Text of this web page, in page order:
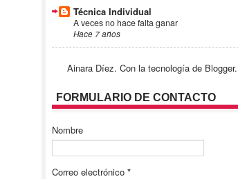
Técnica Individual
A veces no hace falta ganar
Hace 7 años
Ainara Díez. Con la tecnología de Blogger.
FORMULARIO DE CONTACTO
Nombre
Correo electrónico *